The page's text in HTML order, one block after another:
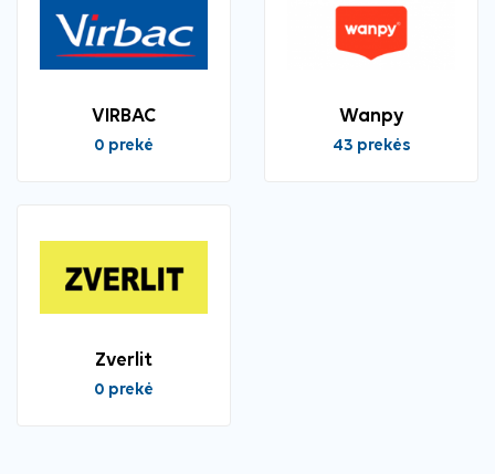
VIRBAC
0 prekė
Wanpy
43 prekės
Zverlit
0 prekė